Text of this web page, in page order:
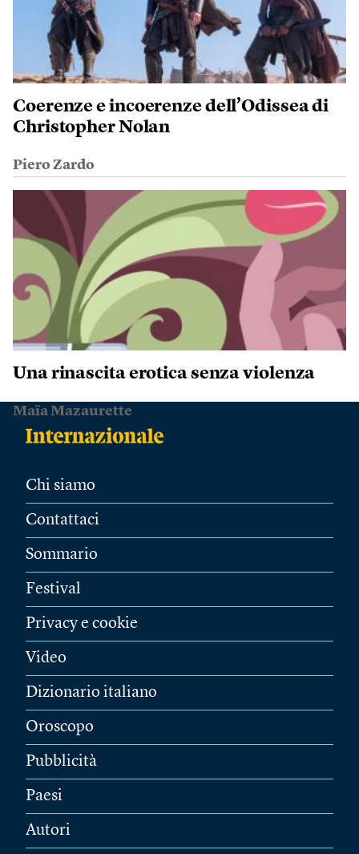
Coerenze e incoerenze dell’Odissea di
Christopher Nolan
Piero Zardo
Una rinascita erotica senza violenza
Maïa Mazaurette
Chi siamo
Contattaci
Sommario
Festival
Privacy e cookie
Video
Dizionario italiano
Oroscopo
Pubblicità
Paesi
Autori